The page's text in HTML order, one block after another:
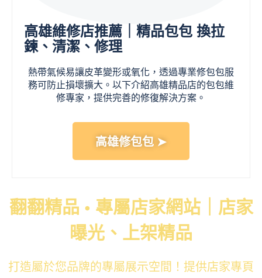
高雄維修店推薦｜精品包包 換拉
鍊、清潔、修理
熱帶氣候易讓皮革變形或氧化，透過專業修包包服
務可防止損壞擴大。以下介紹高雄精品店的包包維
修專家，提供完善的修復解決方案。
高雄修包包 ➤
翻翻精品 • 專屬店家網站｜店家
曝光、上架精品
打造屬於您品牌的專屬展示空間！提供店家專頁